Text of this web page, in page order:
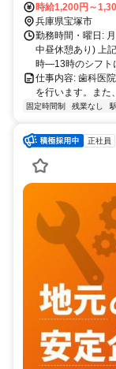
時給1,200円～
兵庫県宝塚市
勤務時間・曜日:
中昼休憩あり) 上
時―13時のシフト
仕事内容: 歯科医
を行います。また
固定時間制 残業なし
正社員